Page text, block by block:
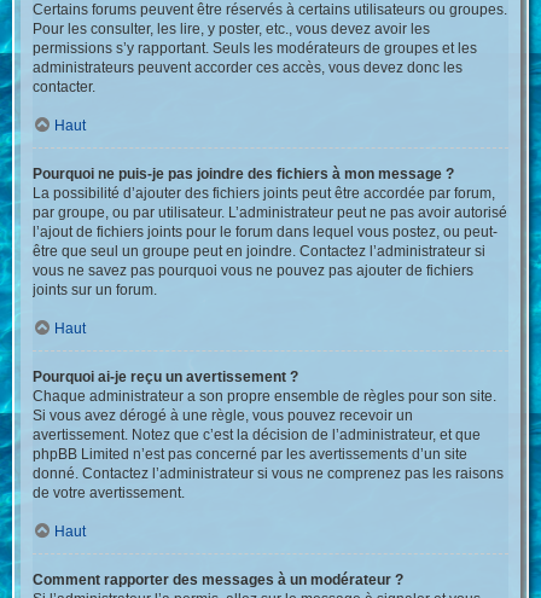
Certains forums peuvent être réservés à certains utilisateurs ou groupes.
Pour les consulter, les lire, y poster, etc., vous devez avoir les
permissions s’y rapportant. Seuls les modérateurs de groupes et les
administrateurs peuvent accorder ces accès, vous devez donc les
contacter.
Haut
Pourquoi ne puis-je pas joindre des fichiers à mon message ?
La possibilité d’ajouter des fichiers joints peut être accordée par forum,
par groupe, ou par utilisateur. L’administrateur peut ne pas avoir autorisé
l’ajout de fichiers joints pour le forum dans lequel vous postez, ou peut-
être que seul un groupe peut en joindre. Contactez l’administrateur si
vous ne savez pas pourquoi vous ne pouvez pas ajouter de fichiers
joints sur un forum.
Haut
Pourquoi ai-je reçu un avertissement ?
Chaque administrateur a son propre ensemble de règles pour son site.
Si vous avez dérogé à une règle, vous pouvez recevoir un
avertissement. Notez que c’est la décision de l’administrateur, et que
phpBB Limited n’est pas concerné par les avertissements d’un site
donné. Contactez l’administrateur si vous ne comprenez pas les raisons
de votre avertissement.
Haut
Comment rapporter des messages à un modérateur ?